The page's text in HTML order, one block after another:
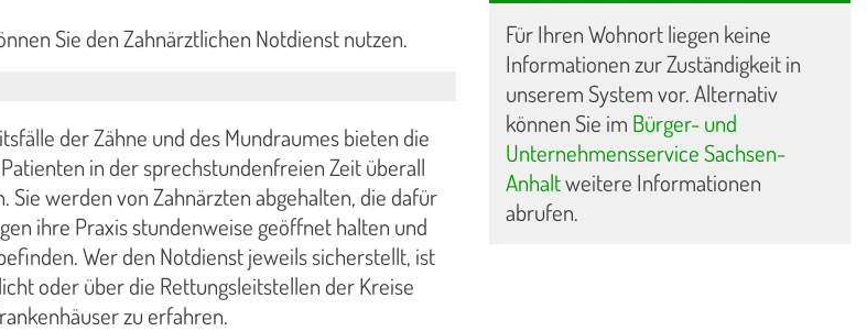
Sie den Zahnärztlichen Notdienst nutzen.
der Zähne und des Mundraumes bieten die
in der sprechstundenfreien Zeit überall
Sie werden von Zahnärzten abgehalten, die dafür
ihre Praxis stundenweise geöffnet halten und
Wer den Notdienst jeweils sicherstellt, ist
oder über die Rettungsleitstellen der Kreise
zu erfahren.
Für Ihren Wohnort liegen keine
Informationen zur Zuständigkeit in
unserem System vor. Alternativ
können Sie im Bürger- und
Unternehmensservice Sachsen-
Anhaltweitere Informationen
abrufen.